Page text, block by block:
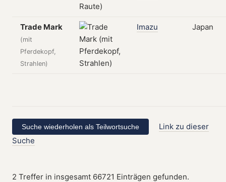
Trade Mark
(mit
Pferdekopf,
Strahlen)
Imazu Japan
Link zu dieser
Suche
2 Treffer in insgesamt 66721 Einträgen gefunden.